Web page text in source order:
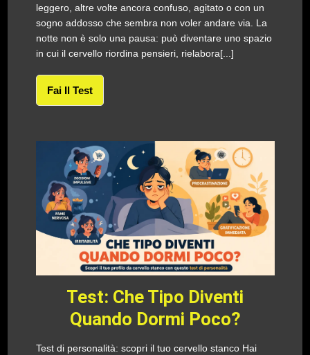
leggero, altre volte ancora confuso, agitato o con un
sogno addosso che sembra non voler andare via. La
notte non è solo una pausa: può diventare uno spazio
in cui il cervello riordina pensieri, rielabora[...]
Fai Il Test
Test: Che Tipo Diventi
Quando Dormi Poco?
Test di personalità: scopri il tuo cervello stanco Hai